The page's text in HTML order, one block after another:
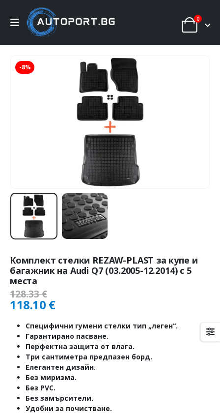
0
-8%
Комплект стелки REZAW-PLAST за купе и
багажник на Audi Q7 (03.2005-12.2014) с 5
места
128.33€
118.10 €
Специфични гумени стелки тип „леген“.
Гарантирано пасване.
Перфектна защита от влага.
Три сантиметра предпазен борд.
Елегантен дизайн.
Без миризма.
Без PVC.
Без замърсители.
Удобни за почистване.